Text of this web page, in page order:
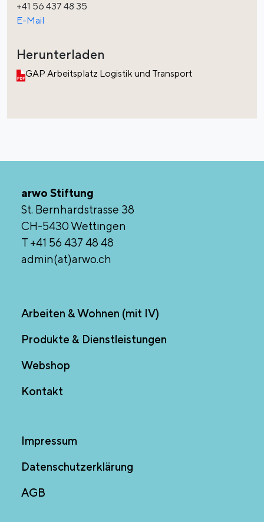
+41 56 437 48 35
E-Mail
Herunterladen
GAP Arbeitsplatz Logistik und Transport
arwo Stiftung
St. Bernhardstrasse 38
CH-5430 Wettingen
T +41 56 437 48 48
admin(at)arwo.ch
Arbeiten & Wohnen (mit IV)
Produkte & Dienstleistungen
Webshop
Kontakt
Impressum
Datenschutzerklärung
AGB